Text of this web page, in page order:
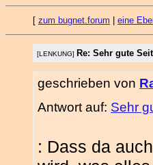
[ zum bugnet.forum eine
[LENKUNG] Re: Sehr gute
geschrieben von
Antwort auf: Sehr
: Dass da